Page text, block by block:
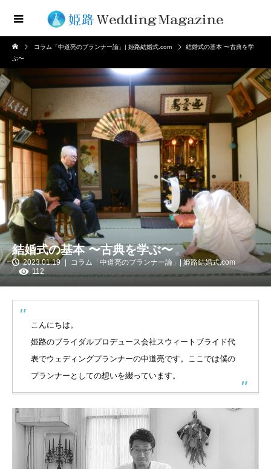
コラム「中道亮のプランナー論」| 姫路結婚式.com
結婚式の基本 〜古典を学
ぶ〜
結婚式の基本 〜古典を学ぶ〜
2023.01.19
コラム「中道亮のプランナー論」| 姫路結婚式.com
112
こんにちは。
姫路のブライダルプロデュース会社スウィートブライド代
表でウェディングプランナーの中道亮です。ここでは僕の
プランナーとしての想いを綴っています。